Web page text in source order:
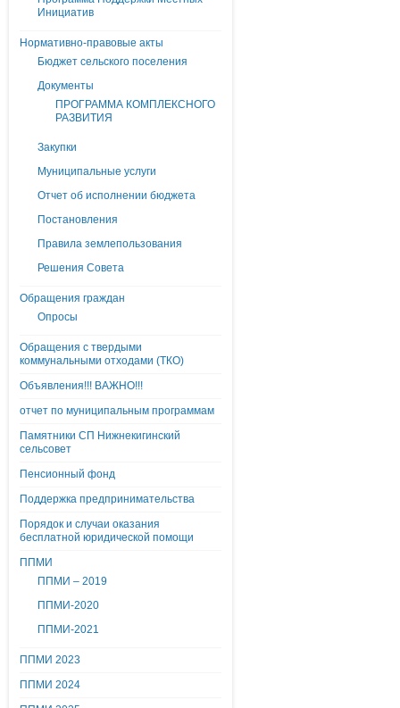
Инициатив
Нормативно-правовые акты
Бюджет сельского поселения
Документы
ПРОГРАММА КОМПЛЕКСНОГО
РАЗВИТИЯ
Закупки
Муниципальные услуги
Отчет об исполнении бюджета
Постановления
Правила землепользования
Решения Совета
Обращения граждан
Опросы
Обращения с твердыми
коммунальными отходами (ТКО)
Объявления!!! ВАЖНО!!!
отчет по муниципальным программам
Памятники СП Нижнекигинский
сельсовет
Пенсионный фонд
Поддержка предпринимательства
Порядок и случаи оказания
бесплатной юридической помощи
ППМИ
ППМИ – 2019
ППМИ-2020
ППМИ-2021
ППМИ 2023
ППМИ 2024